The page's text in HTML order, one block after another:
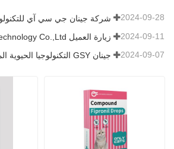
2024-09-28
2024-09-11
2024-09-07